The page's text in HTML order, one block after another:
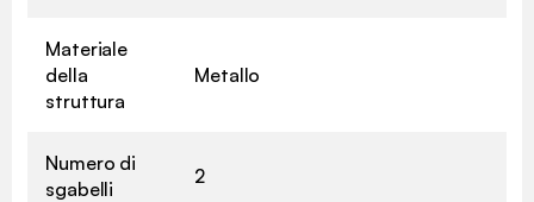
Materiale
della
struttura
Metallo
Numero di
sgabelli
2